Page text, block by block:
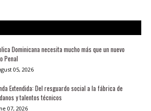
Dominicana necesita mucho más que un nuevo
Penal
05, 2026
Extendida: Del resguardo social a la fábrica de
y talentos técnicos
07, 2026